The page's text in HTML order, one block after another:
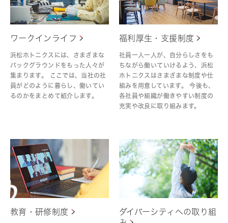
ワークインライフ
浜松ホトニクスには、さまざまな
バックグラウンドをもった人々が
集まります。 ここでは、当社の社
員がどのように暮らし、働いてい
るのかをまとめて紹介します。
福利厚生・支援制度
社員一人一人が、自分らしさをも
ちながら働いていけるよう、浜松
ホトニクスはさまざまな制度や仕
組みを用意しています。 今後も、
各社員や組織が働きやすい制度の
充実や改良に取り組みます。
教育・研修制度
ダイバーシティへの取り組